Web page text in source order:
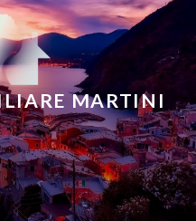
MARTINI